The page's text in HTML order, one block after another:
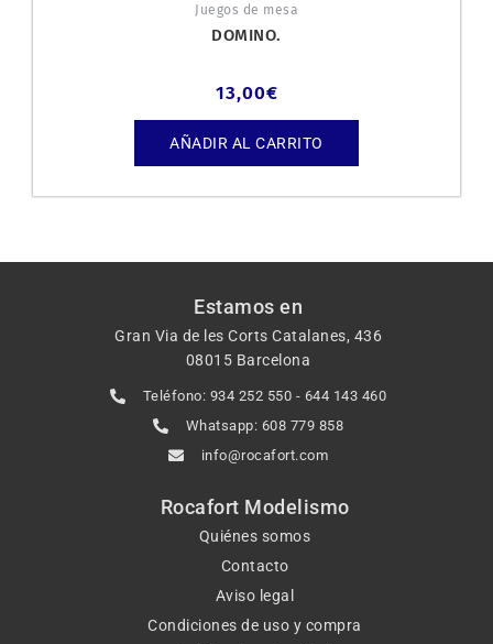
Juegos de mesa
DOMINO.
13,00€
AÑADIR AL CARRITO
Estamos en
Gran Via de les Corts Catalanes, 436
08015 Barcelona
Teléfono: 934 252 550 - 644 143 460
Whatsapp: 608 779 858
info@rocafort.com
Rocafort Modelismo
Quiénes somos
Contacto
Aviso legal
Condiciones de uso y compra